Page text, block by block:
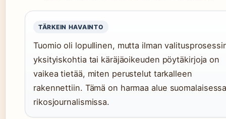
TÄRKEIN HAVAINTO
Tuomio oli lopullinen, mutta ilman
yksityiskohtia tai käräjäoikeuden pöytäkirjoja on
vaikea tietää, miten perustelut tarkalleen
rakennettiin. Tämä on harmaa alue
rikosjournalismissa.